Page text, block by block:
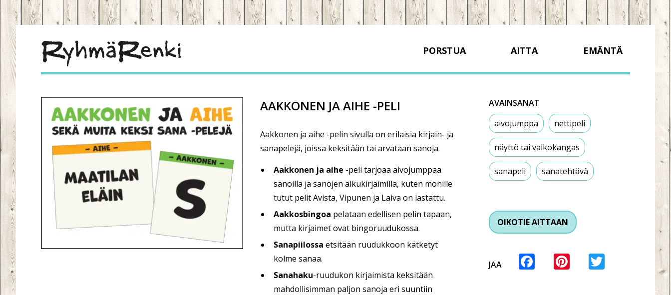
PORSTUA AITTA EMÄNTÄ
AAKKONEN JA AIHE -PELI
Aakkonen ja aihe -pelin sivulla on erilaisia kirjain- ja
sanapelejä, joissa keksitään tai arvataan sanoja.
Aakkonen ja aihe -peli tarjoaa aivojumppaa
sanoilla ja sanojen alkukirjaimilla, kuten monille
tutut pelit Avista, Vipunen ja Laiva on lastattu.
Aakkosbingoa pelataan edellisen pelin tapaan,
mutta kirjaimet ovat bingoruudukossa.
Sanapiilossa etsitään ruudukkoon kätketyt
kolme sanaa.
Sanahaku-ruudukon kirjaimista keksitään
mahdollisimman paljon sanoja eri suuntiin
AVAINSANAT
aivojumppa
nettipeli
näyttö tai valkokangas
sanapeli sanatehtävä
OIKOTIE AITTAAN
JAA Facebook
PinterestTwitter